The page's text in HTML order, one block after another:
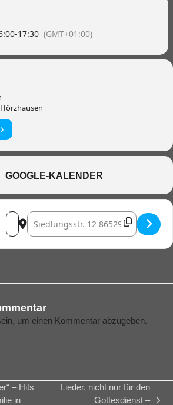
-17:30 (GMT+01:00)
GOOGLE-KALENDER
Address - Gesegnet - Lieder und
Destination Address - Gesegnet -
um einen Kommentar abzugeben.
– Hits
in
Lieder, nicht nur für den
Gottesdienst –